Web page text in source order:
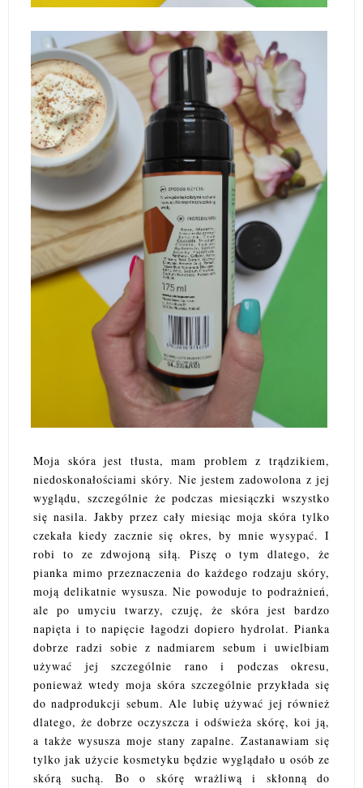
Moja skóra jest tłusta, mam problem z trądzikiem,
niedoskonałościami skóry. Nie jestem zadowolona z jej
wyglądu, szczególnie że podczas miesiączki wszystko
się nasila. Jakby przez cały miesiąc moja skóra tylko
czekała kiedy zacznie się okres, by mnie wysypać. I
robi to ze zdwojoną siłą. Piszę o tym dlatego, że
pianka mimo przeznaczenia do każdego rodzaju skóry,
moją delikatnie wysusza. Nie powoduje to podrażnień,
ale po umyciu twarzy, czuję, że skóra jest bardzo
napięta i to napięcie łagodzi dopiero hydrolat. Pianka
dobrze radzi sobie z nadmiarem sebum i uwielbiam
używać jej szczególnie rano i podczas okresu,
ponieważ wtedy moja skóra szczególnie przykłada się
do nadprodukcji sebum. Ale lubię używać jej również
dlatego, że dobrze oczyszcza i odświeża skórę, koi ją,
a także wysusza moje stany zapalne. Zastanawiam się
tylko jak użycie kosmetyku będzie wyglądało u osób ze
skórą suchą. Bo o skórę wrażliwą i skłonną do